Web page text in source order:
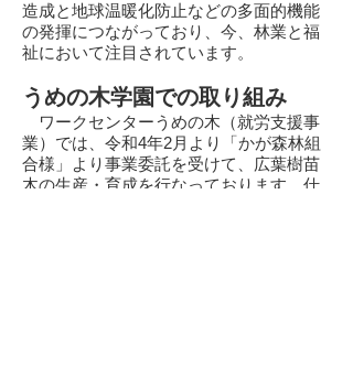
造成と地球温暖化防止などの多面的機能
の発揮につながっており、今、林業と福
祉において注目されています。
うめの木学園での取り組み
ワークセンターうめの木（就労支援事
業）では、令和4年2月より「かが森林組
合様」より事業委託を受けて、広葉樹苗
木の生産・育成を行なっております。仕